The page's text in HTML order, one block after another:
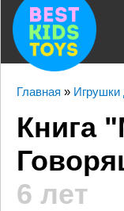
Главная »
Книга
6 лет